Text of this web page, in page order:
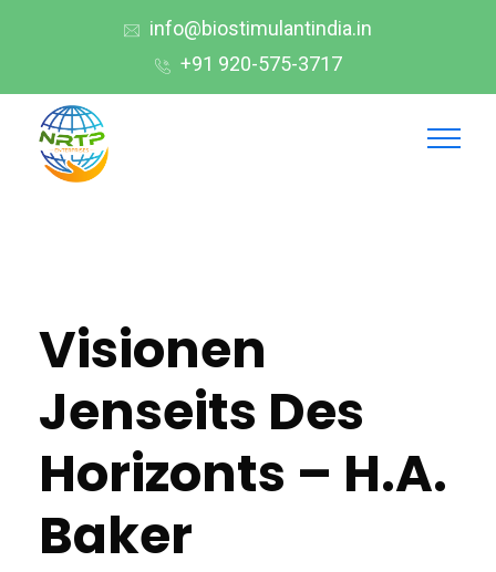
info@biostimulantindia.in
+91 920-575-3717
Visionen
Jenseits Des
Horizonts – H.A.
Baker